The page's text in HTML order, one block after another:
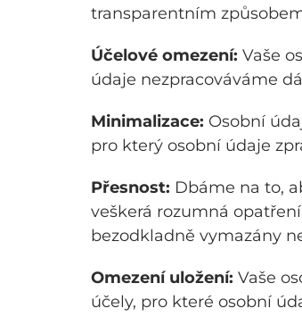
transparentním
Účelové omezení: Vaše
údaje nezpracováváme
Minimalizace: Osobní
pro který osobní údaje
Přesnost: Dbáme na to,
veškerá rozumná
bezodkladně vymazány
Omezení uložení: Vaše
účely, pro které osobní